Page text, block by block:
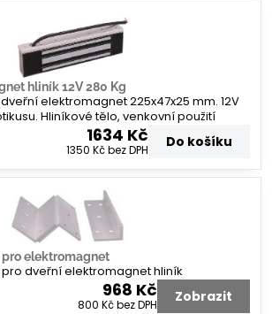
hliník 12V 280 Kg
elektromagnet 225x47x25 mm. 12V
Hliníkové tělo, venkovní použití
1634 Kč
1350 Kčbez DPH Do košíku
pro elektromagnet
dveřní elektromagnet hliník
968 Kč
800 Kčbez DPH Zobrazit